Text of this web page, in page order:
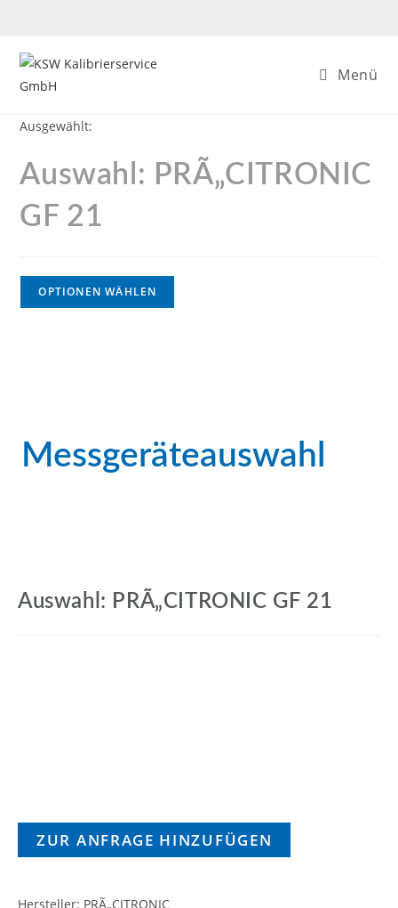
Menü
Ausgewählt:
Auswahl: PRÃ„CITRONIC
GF 21
OPTIONEN WÄHLEN
Messgeräteauswahl
Auswahl: PRÃ„CITRONIC GF 21
ZUR ANFRAGE HINZUFÜGEN
Hersteller: PRÃ„CITRONIC